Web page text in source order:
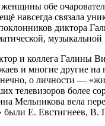
женщины обе
навсегда связала
диктора
и коллега Галины
и многие другие на
о личности —
телевизоров более
Мельникова вела
были Е. Евстигнеев,